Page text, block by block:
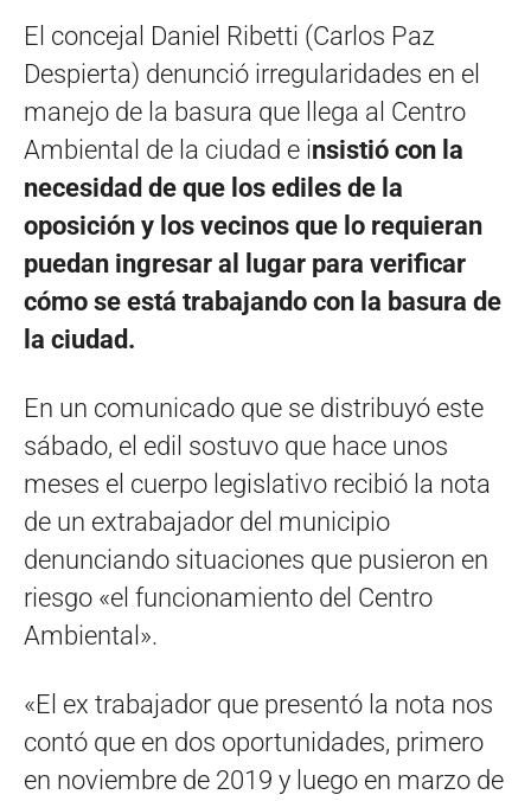
El concejal Daniel Ribetti (Carlos Paz
Despierta) denunció irregularidades en el
manejo de la basura que llega al Centro
Ambiental de la ciudad e insistió con la
necesidad de que los ediles de la
oposición y los vecinos que lo requieran
puedan ingresar al lugar para verificar
cómo se está trabajando con la basura de
la ciudad.
En un comunicado que se distribuyó este
sábado, el edil sostuvo que hace unos
meses el cuerpo legislativo recibió la nota
de un extrabajador del municipio
denunciando situaciones que pusieron en
riesgo «el funcionamiento del Centro
Ambiental».
«El ex trabajador que presentó la nota nos
contó que en dos oportunidades, primero
en noviembre de 2019 y luego en marzo de